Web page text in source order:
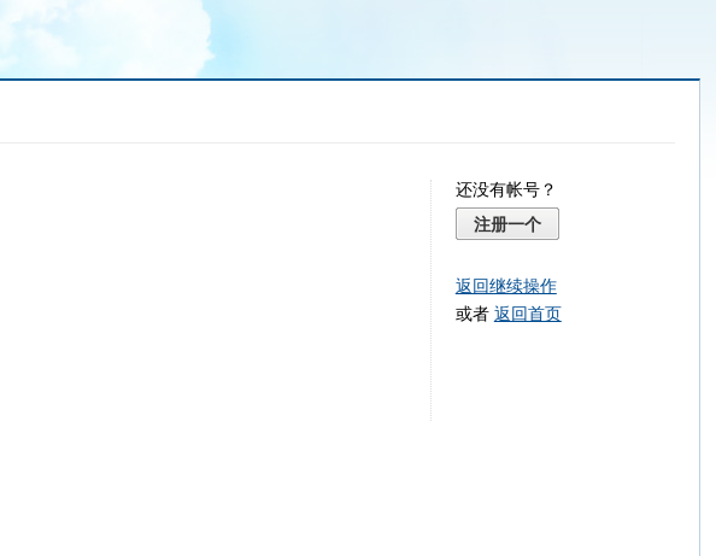
还没有帐号？
注册一个
返回继续操作
或者 返回首页